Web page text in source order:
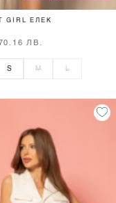
GIRL ЕЛЕК
ЛВ.
S M L